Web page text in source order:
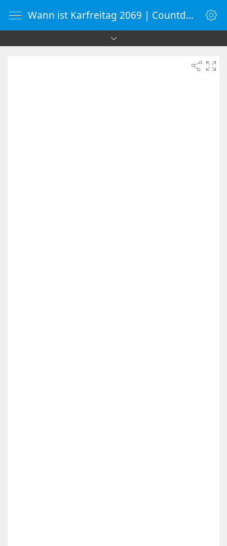
Wann ist Karfreitag 2069 | Countdown-Timer | WebUhr.de